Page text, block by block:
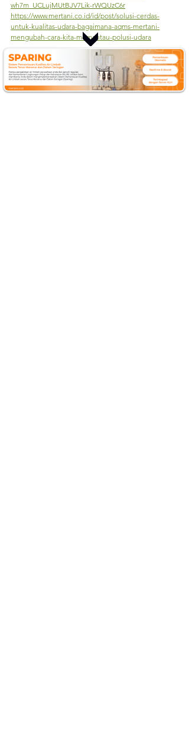
wh7m_UCLujMUtBJV7Lik-rWQUzC6r
https://www.mertani.co.id/id/post/solusi-cerdas-
untuk-kualitas-udara-bagaimana-aqms-mertani-
mengubah-cara-kita-memantau-polusi-udara